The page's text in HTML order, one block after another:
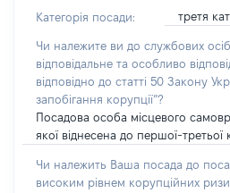
Категорія посади: третя
Чи належите ви до службових
відповідальне та особливо
відповідно до статті 50 Закону
запобігання корупції”?
Посадова особа місцевого
якої віднесена до першої-третьої
Чи належить Ваша посада до
високим рівнем корупційних